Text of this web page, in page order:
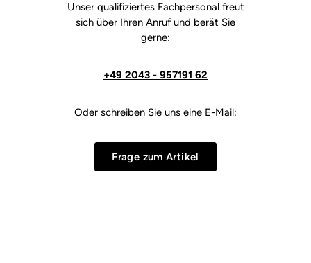
Unser qualifiziertes Fachpersonal freut
sich über Ihren Anruf und berät Sie
gerne:
+49 2043 - 957191 62
Oder schreiben Sie uns eine E-Mail:
Frage zum Artikel